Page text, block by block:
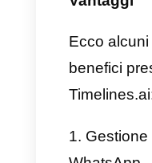
hanno
molti
segreto